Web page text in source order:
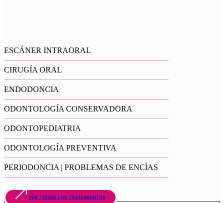
ESCÁNER INTRAORAL
CIRUGÍA ORAL
ENDODONCIA
ODONTOLOGÍA CONSERVADORA
ODONTOPEDIATRIA
ODONTOLOGÍA PREVENTIVA
PERIODONCIA | PROBLEMAS DE ENCÍAS
VER TODOS LOS TRATAMIENTOS